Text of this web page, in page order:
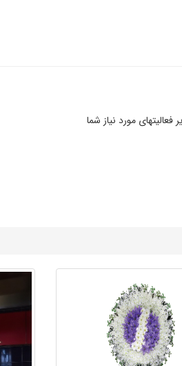
مورد نیاز شما